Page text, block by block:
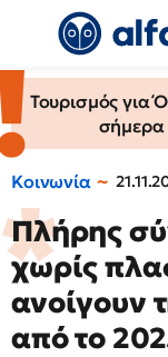
Τουρισμός για
σήμερα
Κοινωνία
Πλήρης
χωρίς
ανοίγουν
από το